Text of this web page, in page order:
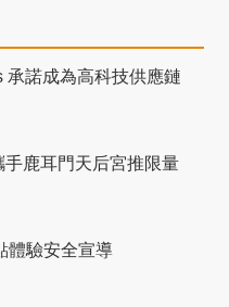
承諾成為高科技供應鏈
手鹿耳門天后宮推限量
體驗安全宣導